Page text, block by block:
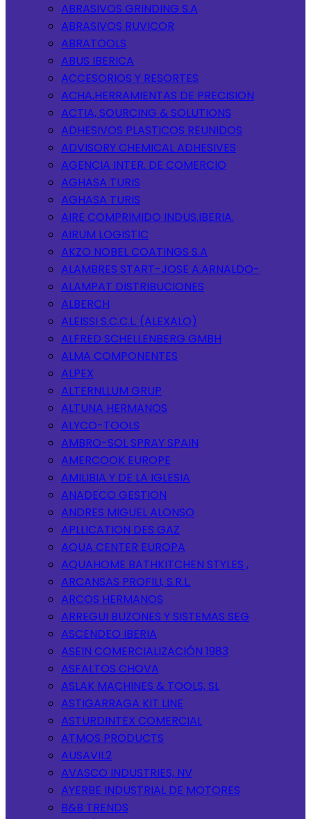
ABRASIVOS GRINDING S.A
ABRASIVOS RUVICOR
ABRATOOLS
ABUS IBERICA
ACCESORIOS Y RESORTES
ACHA,HERRAMIENTAS DE PRECISION
ACTIA, SOURCING & SOLUTIONS
ADHESIVOS PLASTICOS REUNIDOS
ADVISORY CHEMICAL ADHESIVES
AGENCIA INTER. DE COMERCIO
AGHASA TURIS
AGHASA TURIS
AIRE COMPRIMIDO INDUS.IBERIA.
AIRUM LOGISTIC
AKZO NOBEL COATINGS S.A
ALAMBRES START-JOSE A.ARNALDO-
ALAMPAT DISTRIBUCIONES
ALBERCH
ALEISSI S.C.C.L. (ALEXALO)
ALFRED SCHELLENBERG GMBH
ALMA COMPONENTES
ALPEX
ALTERNLLUM GRUP
ALTUNA HERMANOS
ALYCO-TOOLS
AMBRO-SOL SPRAY SPAIN
AMERCOOK EUROPE
AMILIBIA Y DE LA IGLESIA
ANADECO GESTION
ANDRES MIGUEL ALONSO
APLLICATION DES GAZ
AQUA CENTER EUROPA
AQUAHOME BATHKITCHEN STYLES ,
ARCANSAS PROFILI, S.R.L.
ARCOS HERMANOS
ARREGUI BUZONES Y SISTEMAS SEG
ASCENDEO IBERIA
ASEIN COMERCIALIZACIÓN 1983
ASFALTOS CHOVA
ASLAK MACHINES & TOOLS, SL
ASTIGARRAGA KIT LINE
ASTURDINTEX COMERCIAL
ATMOS PRODUCTS
AUSAVIL2
AVASCO INDUSTRIES, NV
AYERBE INDUSTRIAL DE MOTORES
B&B TRENDS